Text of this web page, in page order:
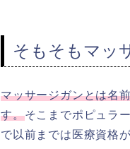
そもそもマッ
マッサージガンとは名
す。そこまでポピュラ
で以前までは医療資格